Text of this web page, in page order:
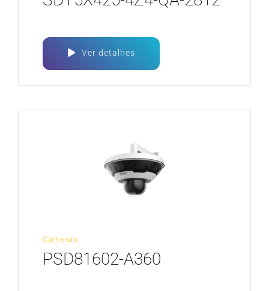
Ver detalhes
Câmeras
PSD81602-A360